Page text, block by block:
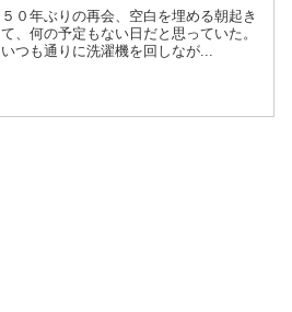
５０年ぶりの再会、空白を埋める朝起き
て、何の予定もない日だと思っていた。
いつも通りに洗濯機を回しなが...